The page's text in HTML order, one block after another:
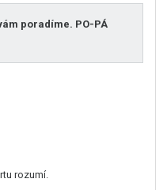
poradíme. PO-PÁ
rozumí.